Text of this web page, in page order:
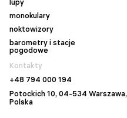
lupy
monokulary
noktowizory
barometry i stacje
pogodowe
Kontakty
+48 794 000 194
Potockich 10, 04-534 Warszawa,
Polska